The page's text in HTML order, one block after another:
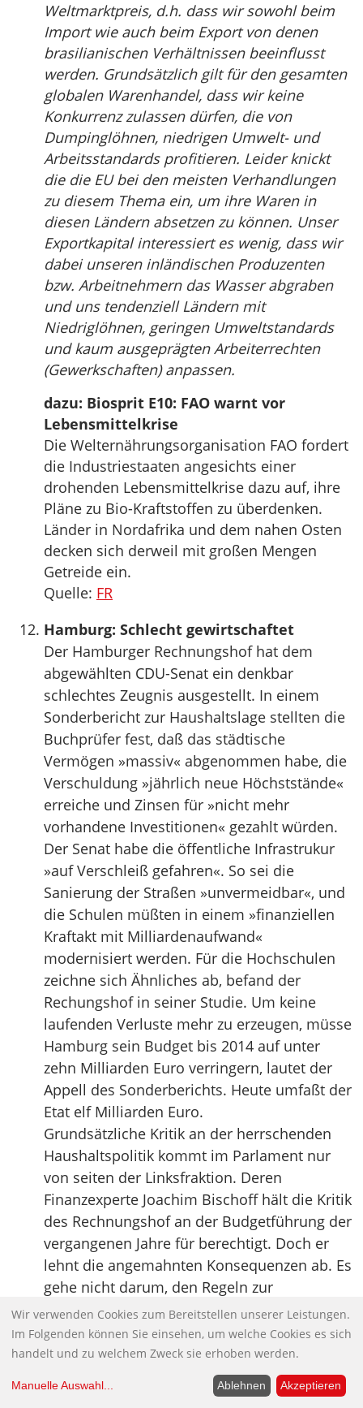
Weltmarktpreis, d.h. dass wir sowohl beim
Import wie auch beim Export von denen
brasilianischen Verhältnissen beeinflusst
werden. Grundsätzlich gilt für den gesamten
globalen Warenhandel, dass wir keine
Konkurrenz zulassen dürfen, die von
Dumpinglöhnen, niedrigen Umwelt- und
Arbeitsstandards profitieren. Leider knickt
die die EU bei den meisten Verhandlungen
zu diesem Thema ein, um ihre Waren in
diesen Ländern absetzen zu können. Unser
Exportkapital interessiert es wenig, dass wir
dabei unseren inländischen Produzenten
bzw. Arbeitnehmern das Wasser abgraben
und uns tendenziell Ländern mit
Niedriglöhnen, geringen Umweltstandards
und kaum ausgeprägten Arbeiterrechten
(Gewerkschaften) anpassen.
dazu: Biosprit E10: FAO warnt vor
Lebensmittelkrise
Die Welternährungsorganisation FAO fordert
die Industriestaaten angesichts einer
drohenden Lebensmittelkrise dazu auf, ihre
Pläne zu Bio-Kraftstoffen zu überdenken.
Länder in Nordafrika und dem nahen Osten
decken sich derweil mit großen Mengen
Getreide ein.
Quelle: FR
Hamburg: Schlecht gewirtschaftet
Der Hamburger Rechnungshof hat dem
abgewählten CDU-Senat ein denkbar
schlechtes Zeugnis ausgestellt. In einem
Sonderbericht zur Haushaltslage stellten die
Buchprüfer fest, daß das städtische
Vermögen »massiv« abgenommen habe, die
Verschuldung »jährlich neue Höchststände«
erreiche und Zinsen für »nicht mehr
vorhandene Investitionen« gezahlt würden.
Der Senat habe die öffentliche Infrastrukur
»auf Verschleiß gefahren«. So sei die
Sanierung der Straßen »unvermeidbar«, und
die Schulen müßten in einem »finanziellen
Kraftakt mit Milliardenaufwand«
modernisiert werden. Für die Hochschulen
zeichne sich Ähnliches ab, befand der
Rechungshof in seiner Studie. Um keine
laufenden Verluste mehr zu erzeugen, müsse
Hamburg sein Budget bis 2014 auf unter
zehn Milliarden Euro verringern, lautet der
Appell des Sonderberichts. Heute umfaßt der
Etat elf Milliarden Euro.
Grundsätzliche Kritik an der herrschenden
Haushaltspolitik kommt im Parlament nur
von seiten der Linksfraktion. Deren
Finanzexperte Joachim Bischoff hält die Kritik
des Rechnungshof an der Budgetführung der
vergangenen Jahre für berechtigt. Doch er
lehnt die angemahnten Konsequenzen ab. Es
gehe nicht darum, den Regeln zur
Schuldenbremse nachzukommen und die
städtische Kreditaufnahme bis 2020 auf Null
zurückzufahren, wie die staatlichen Prüfer es
einfordern. Vielmehr sei die
Haushaltsmisere auf den gesetzlich
Wir verwenden Cookies zum Bereitstellen unserer Leistungen.
Im Folgenden können Sie einsehen, um welche Cookies es sich
handelt und zu welchem Zweck sie erhoben werden.
Manuelle Auswahl... Ablehnen Akzeptieren